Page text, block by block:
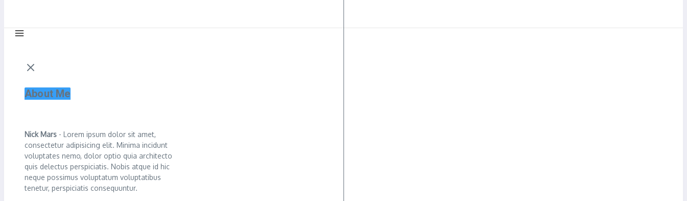
About Me
Nick Mars - Lorem ipsum dolor sit amet,
consectetur adipisicing elit. Minima incidunt
voluptates nemo, dolor optio quia architecto
quis delectus perspiciatis. Nobis atque id hic
neque possimus voluptatum voluptatibus
tenetur, perspiciatis consequuntur.